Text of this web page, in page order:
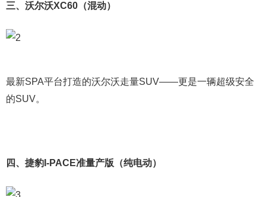
三、沃尔沃XC60（混动）
最新SPA平台打造的沃尔沃走量SUV——更是一辆超级安全
的SUV。
四、捷豹I-PACE准量产版（纯电动）